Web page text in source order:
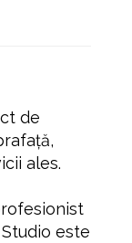
de
ales.
este